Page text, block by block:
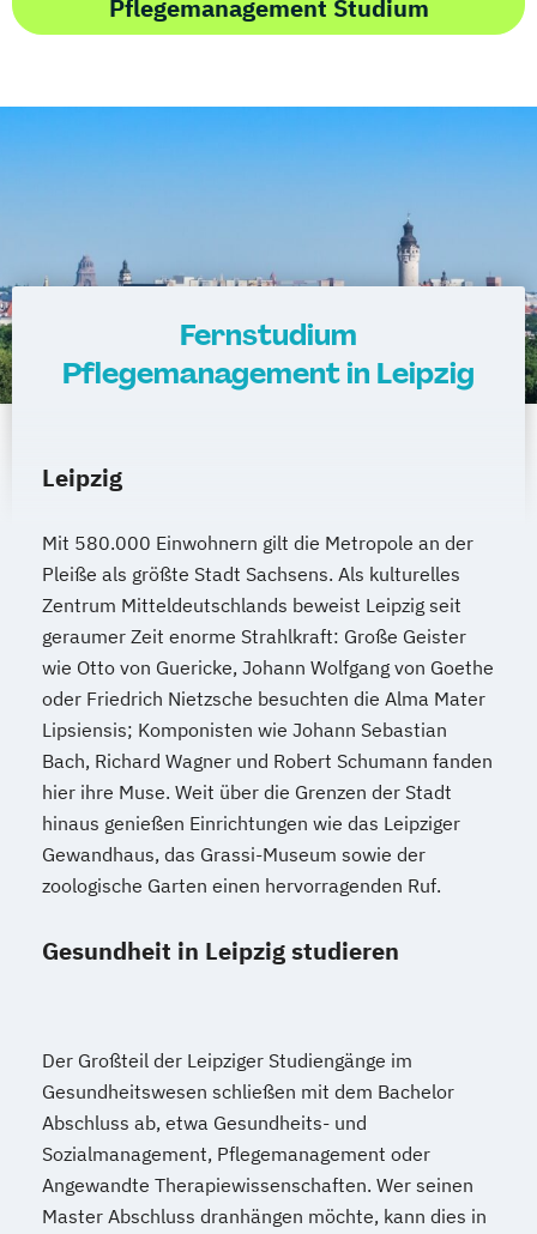
Pflegemanagement Studium
Fernstudium
Pflegemanagement in Leipzig
Leipzig
Mit 580.000 Einwohnern gilt die Metropole an der
Pleiße als größte Stadt Sachsens. Als kulturelles
Zentrum Mitteldeutschlands beweist Leipzig seit
geraumer Zeit enorme Strahlkraft: Große Geister
wie Otto von Guericke, Johann Wolfgang von Goethe
oder Friedrich Nietzsche besuchten die Alma Mater
Lipsiensis; Komponisten wie Johann Sebastian
Bach, Richard Wagner und Robert Schumann fanden
hier ihre Muse. Weit über die Grenzen der Stadt
hinaus genießen Einrichtungen wie das Leipziger
Gewandhaus, das Grassi-Museum sowie der
zoologische Garten einen hervorragenden Ruf.
Gesundheit in Leipzig studieren
Der Großteil der Leipziger Studiengänge im
Gesundheitswesen schließen mit dem Bachelor
Abschluss ab, etwa Gesundheits- und
Sozialmanagement, Pflegemanagement oder
Angewandte Therapiewissenschaften. Wer seinen
Master Abschluss dranhängen möchte, kann dies in